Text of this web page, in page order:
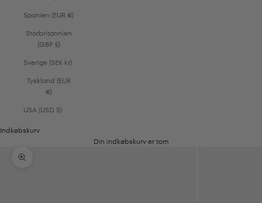
Spanien (EUR €)
Storbritannien
(GBP £)
Sverige (SEK kr)
Tyskland (EUR
€)
USA (USD $)
Indkøbskurv
Din indkøbskurv er tom
Zoom